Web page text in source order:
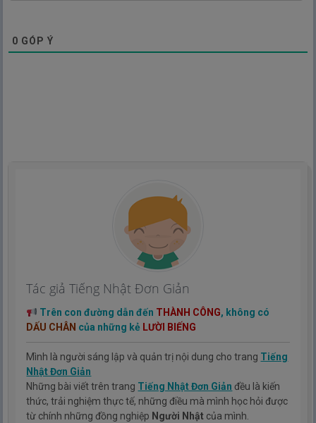
0 GÓP Ý
Tác giả Tiếng Nhật Đơn Giản
Trên con đường dẫn đến THÀNH CÔNG, không có
DẤU CHÂN của những kẻ LƯỜI BIẾNG
Mình là người sáng lập và quản trị nội dung cho trang Tiếng
Nhật Đơn Giản
Những bài viết trên trang Tiếng Nhật Đơn Giản đều là kiến
thức, trải nghiệm thực tế, những điều mà mình học hỏi được
từ chính những đồng nghiệp Người Nhật của mình.